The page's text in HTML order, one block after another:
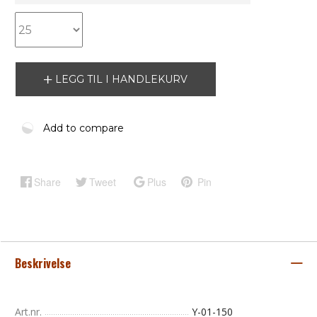
LEGG TIL I HANDLEKURV
Add to compare
Share Tweet Plus Pin
Beskrivelse
Art.nr. Y-01-150